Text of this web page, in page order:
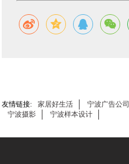
友情链接: 家居好生活 宁波广告公司
宁波摄影
宁波样本设计